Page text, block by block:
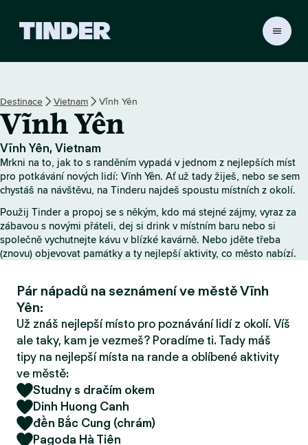
s
k
á
t
r
á
k
a
T
i
d
r
Destinace Vietnam Vĩnh Yên
Vĩnh Yên
Vĩnh Yên, Vietnam
Mrkni na to, jak to s randěním vypadá v jednom z nejlepších míst
pro potkávání nových lidí: Vĩnh Yên. Ať už tady žiješ, nebo se sem
chystáš na návštěvu, na Tinderu najdeš spoustu místních z okolí.
Použij Tinder a propoj se s někým, kdo má stejné zájmy, vyraz za
zábavou s novými přáteli, dej si drink v místním baru nebo si
společně vychutnejte kávu v blízké kavárně. Nebo jděte třeba
(znovu) objevovat památky a ty nejlepší aktivity, co město nabízí.
Pár nápadů na seznámení ve městě Vĩnh
Yên:
Už znáš nejlepší místo pro poznávání lidí z okolí. Víš
ale taky, kam je vezmeš? Poradíme ti. Tady máš
tipy na nejlepší místa na rande a oblíbené aktivity
ve městě:
Studny s dračím okem
Dinh Huong Canh
đền Bắc Cung (chrám)
Pagoda Hà Tiên